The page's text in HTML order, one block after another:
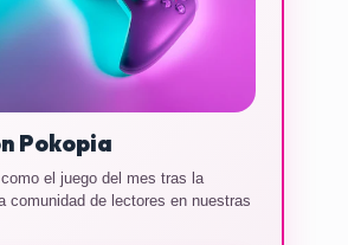
Pokopia
el juego del mes tras la
comunidad de lectores en nuestras